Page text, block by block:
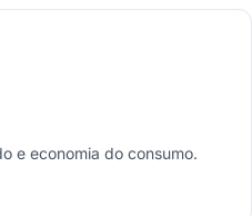
e economia do consumo.